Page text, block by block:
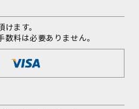
ます。
料は必要ありません。